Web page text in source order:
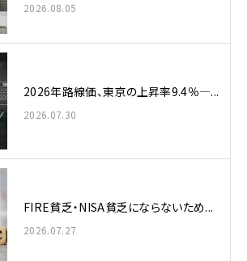
2026.08.05
2026年路線価、東京の上昇率9.4％—...
2026.07.30
FIRE貧乏・NISA貧乏にならないため...
2026.07.27